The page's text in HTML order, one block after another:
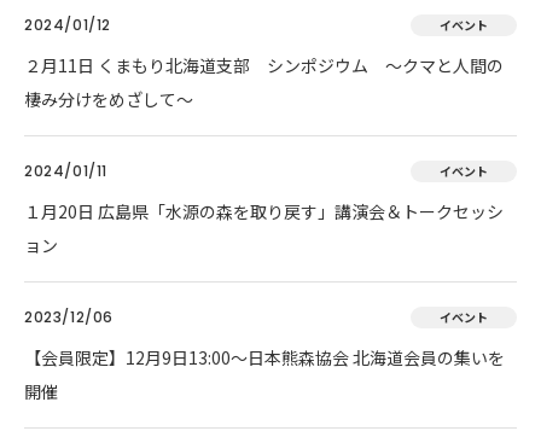
2024/01/12 イベント
２月11日 くまもり北海道支部 シンポジウム ～クマと人間の
棲み分けをめざして～
2024/01/11 イベント
１月20日 広島県「水源の森を取り戻す」講演会＆トークセッシ
ョン
2023/12/06 イベント
【会員限定】12月9日13:00～日本熊森協会 北海道会員の集いを
開催